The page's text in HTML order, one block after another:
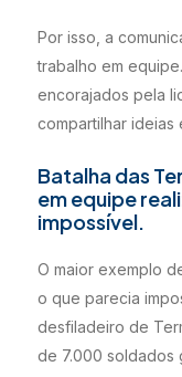
Por isso, a
trabalho em
encorajados pela
compartilhar
Batalha das
em equipe
impossível.
O maior exemplo
o que parecia
desfiladeiro de
de 7.000 soldados